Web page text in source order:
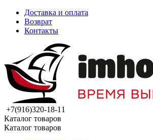
Доставка и оплата
Возврат
Контакты
+7(916)320-18-11
Каталог товаров
Каталог товаров